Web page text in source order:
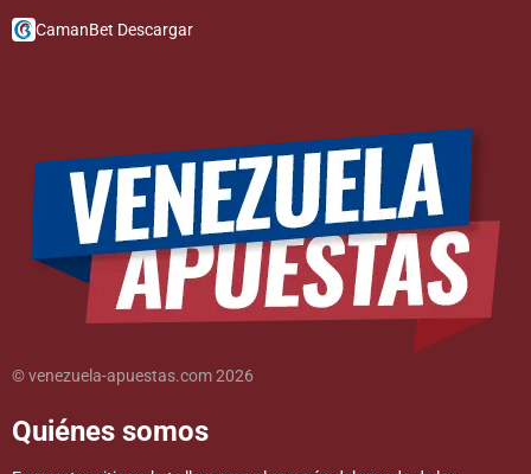
CamanBet Descargar
© venezuela-apuestas.com 2026
Quiénes somos